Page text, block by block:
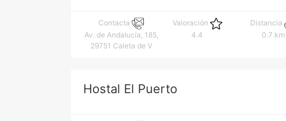
Contacta
Av. de Andalucía, 185,
29751 Caleta de V
Valoración
4.4
Distancia
0.7 km
Hostal El Puerto